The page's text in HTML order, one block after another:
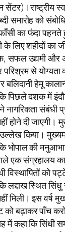
समारोह को
का फंदा
लिए शहीदों का
उद्यमी और
परिश्रम से
हेमू
पिछले दशक में
नागरिकता
होने दी
किया।
भोपाल की
एक संग्रहालय का
विस्थापितों को
लद्दाख स्थित
मिली। इस वर्ष
बढ़ाकर पाँच
में कहा कि सिंधी